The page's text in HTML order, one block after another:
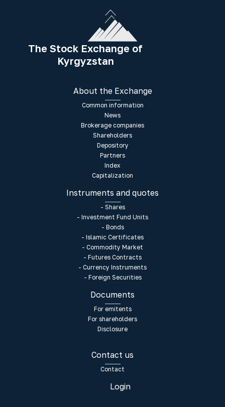
The Stock Exchange of
Kyrgyzstan
About the Exchange
Common information
News
Brokerage companies
Shareholders
Depository
Partners
Index
Capitalization
Instruments and quotes
- Shares
- Investment Fund Units
- Bonds
- Islamic Certificates
- Commodity Market
- Futures Contracts
- Currency Instruments
- Foreign Securities
Documents
For emitents
For shareholders
Disclosure
Contact us
Contact
Login